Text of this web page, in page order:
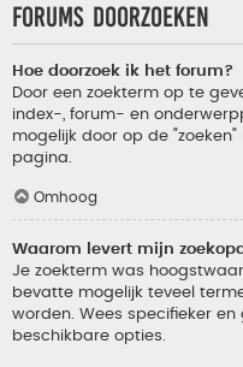
Forums doorzoeken
Hoe doorzoek ik het forum?
Door een zoekterm op te
index-, forum- en
mogelijk door op de
pagina.
Omhoog
Waarom levert mijn
Je zoekterm was
bevatte mogelijk teveel
worden. Wees specifieker
beschikbare opties.